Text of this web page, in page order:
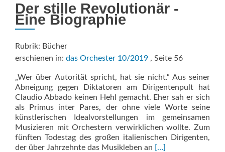
Der stille Revolutionär -
Eine Biographie
Rubrik: Bücher
erschienen in: das Orchester 10/2019 , Seite 56
„Wer über Autorität spricht, hat sie nicht.“ Aus seiner
Abneigung gegen Diktatoren am Dirigentenpult hat
Claudio Abbado keinen Hehl gemacht. Eher sah er sich
als Primus inter Pares, der ohne viele Worte seine
künstlerischen Idealvorstellungen im gemeinsamen
Musizieren mit Orchestern verwirklichen wollte. Zum
fünften Todestag des großen italienischen Dirigenten,
der über Jahrzehnte das Musikleben an Read
[…]